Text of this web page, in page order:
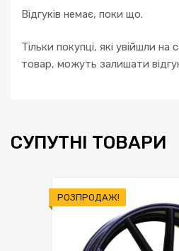
Відгуків немає, поки що.
Тільки покупці, які увійшли
товар, можуть залишати
СУПУТНІ ТОВАРИ
РОЗПРОДАЖ!